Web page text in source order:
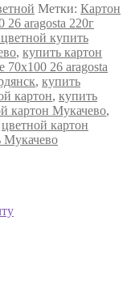
Метки: Картон
aragosta 220г
купить
, купить картон
70x100 26 aragosta
, купить
картон, купить
картон Мукачево,
цветной картон
Мукачево